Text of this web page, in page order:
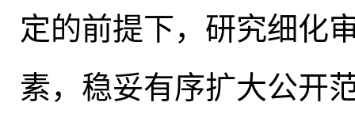
定的前提下，研究细化
素， 稳妥有序扩大公开